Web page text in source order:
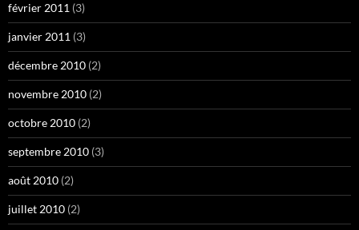
février 2011 (3)
janvier 2011 (3)
décembre 2010 (2)
novembre 2010 (2)
octobre 2010 (2)
septembre 2010 (3)
août 2010 (2)
juillet 2010 (2)